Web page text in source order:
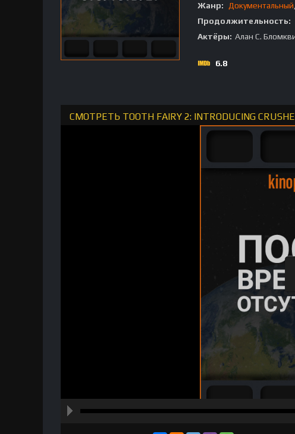
Жанр:
Документальный
Продолжительность:
Актёры: Алан С.
6.8
СМОТРЕТЬ TOOTH FAIRY 2: INTRODUCING